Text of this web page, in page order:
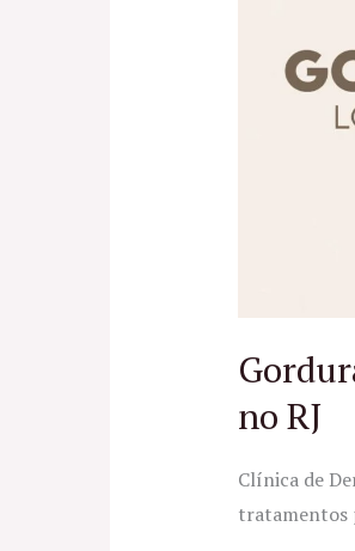
no RJ
Clínica de
tratamentos
Estéticos